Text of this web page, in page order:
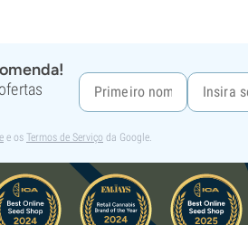
e os Termos de Serviço da Google.